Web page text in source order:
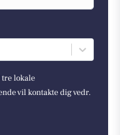
lokale
vil kontakte dig vedr.